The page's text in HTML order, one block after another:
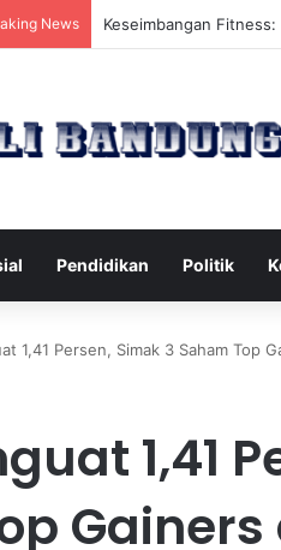
News Manfaat Pilates
Pendidikan Politik
1,41 Persen, Simak 3 Saham Top
1,41